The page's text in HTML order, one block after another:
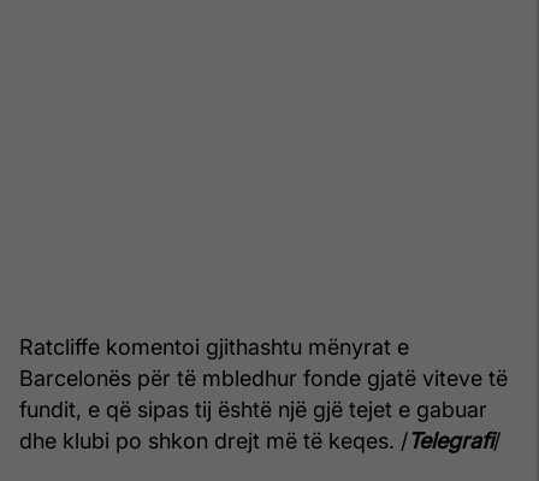
Ratcliffe komentoi gjithashtu mënyrat e
Barcelonës për të mbledhur fonde gjatë viteve të
fundit, e që sipas tij është një gjë tejet e gabuar
dhe klubi po shkon drejt më të keqes. /Telegrafi/